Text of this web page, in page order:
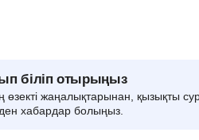
біліп отырыңыз
өзекті жаңалықтарынан, қызықты
хабардар болыңыз.